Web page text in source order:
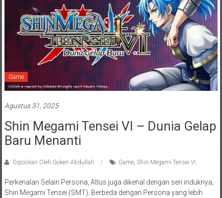
Game
Agustus 31, 2025
Shin Megami Tensei VI – Dunia Gelap
Baru Menanti
Diposkan Oleh:Goken Abdullah Game, Shin Megami Tensei VI
Perkenalan Selain Persona, Atlus juga dikenal dengan seri induknya,
Shin Megami Tensei (SMT). Berbeda dengan Persona yang lebih